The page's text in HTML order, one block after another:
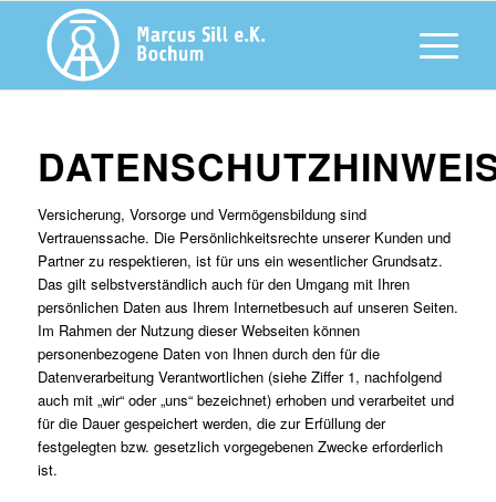
Versicherung, Vorsorge und Vermögensbildung sind
Vertrauenssache. Die Persönlichkeitsrechte unserer Kunden und
Partner zu respektieren, ist für uns ein wesentlicher Grundsatz.
Das gilt selbstverständlich auch für den Umgang mit Ihren
persönlichen Daten aus Ihrem Internetbesuch auf unseren Seiten.
Im Rahmen der Nutzung dieser Webseiten können
personenbezogene Daten von Ihnen durch den für die
Datenverarbeitung Verantwortlichen (siehe Ziffer 1, nachfolgend
auch mit „wir“ oder „uns“ bezeichnet) erhoben und verarbeitet und
für die Dauer gespeichert werden, die zur Erfüllung der
festgelegten bzw. gesetzlich vorgegebenen Zwecke erforderlich
ist.